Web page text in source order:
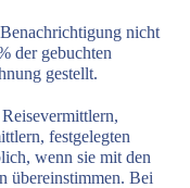
nicht
der gebuchten
gestellt.
festgelegten
wenn sie mit den
übereinstimmen. Bei